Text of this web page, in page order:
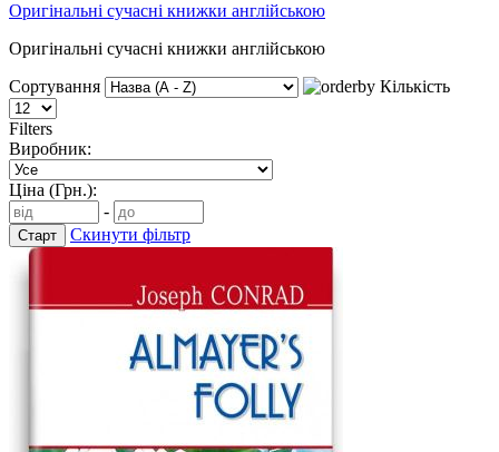
Оригінальні сучасні книжки англійською
Оригінальні сучасні книжки англійською
Сортування
Кількість
Filters
Виробник:
Ціна (Грн.):
-
Скинути фільтр